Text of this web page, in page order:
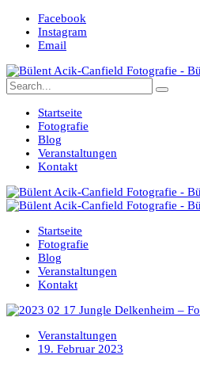
Facebook
Instagram
Email
Startseite
Fotografie
Blog
Veranstaltungen
Kontakt
Startseite
Fotografie
Blog
Veranstaltungen
Kontakt
Veranstaltungen
19. Februar 2023